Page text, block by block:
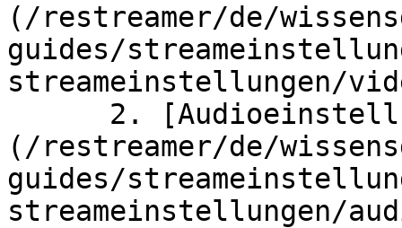
(/restreamer/de/
guides/
streameinstellungen/
(/restreamer/de/
guides/
streameinstellungen/